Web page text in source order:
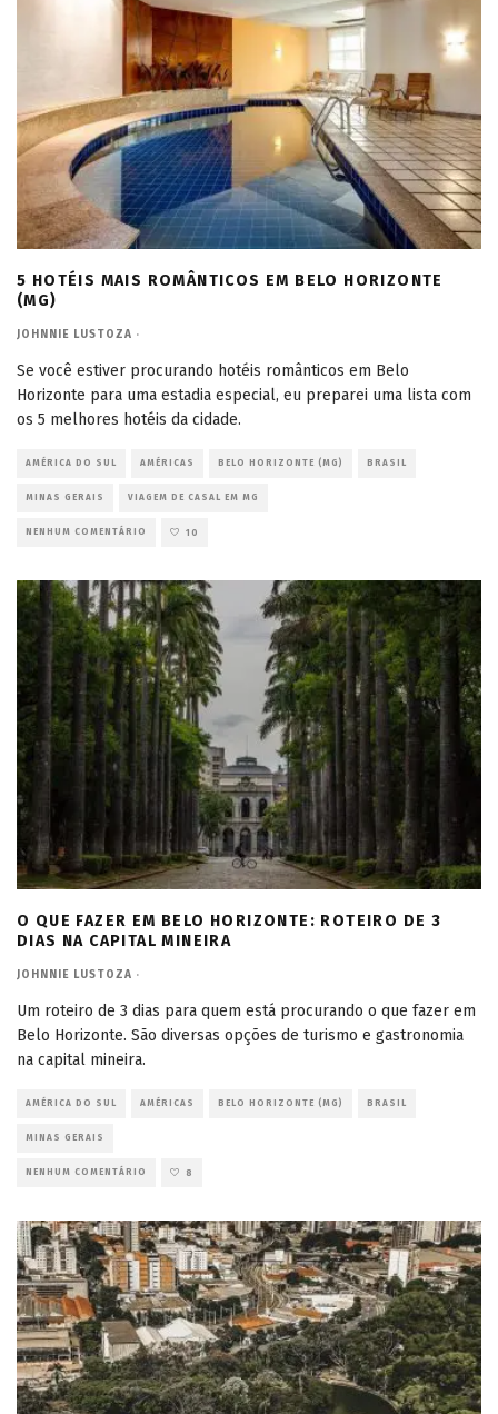
5 HOTÉIS MAIS ROMÂNTICOS EM BELO HORIZONTE
(MG)
JOHNNIE LUSTOZA ·
Se você estiver procurando hotéis românticos em Belo
Horizonte para uma estadia especial, eu preparei uma lista com
os 5 melhores hotéis da cidade.
AMÉRICA DO SUL AMÉRICAS BELO HORIZONTE (MG) BRASIL
MINAS GERAIS VIAGEM DE CASAL EM MG
NENHUM COMENTÁRIO 10
O QUE FAZER EM BELO HORIZONTE: ROTEIRO DE 3
DIAS NA CAPITAL MINEIRA
JOHNNIE LUSTOZA ·
Um roteiro de 3 dias para quem está procurando o que fazer em
Belo Horizonte. São diversas opções de turismo e gastronomia
na capital mineira.
AMÉRICA DO SUL AMÉRICAS BELO HORIZONTE (MG) BRASIL
MINAS GERAIS
NENHUM COMENTÁRIO 8